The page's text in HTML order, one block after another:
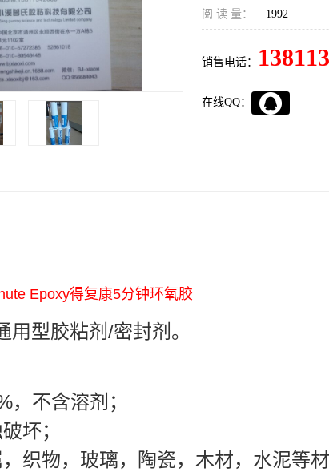
阅 读 量： 1992
销售电话：
在线QQ：
Epoxy得复康5分钟环氧胶
用型胶粘剂/密封剂。
，不含溶剂；
坏；
织物，玻璃，陶瓷，木材，水泥等